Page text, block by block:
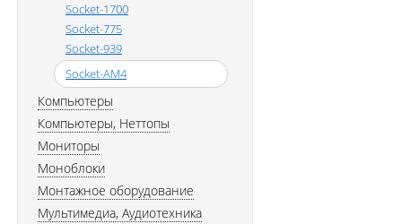
Socket-1700
Socket-775
Socket-939
Socket-AM4
Компьютеры
Компьютеры, Неттопы
Мониторы
Моноблоки
Монтажное оборудование
Мультимедиа, Аудиотехника